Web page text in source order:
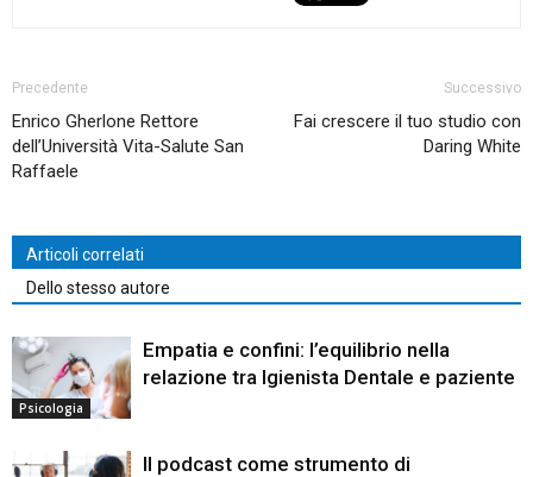
Precedente
Enrico Gherlone Rettore
dell’Università Vita-Salute San
Raffaele
Successivo
Fai crescere il tuo studio con
Daring White
Articoli correlati
Dello stesso autore
Psicologia
Empatia e confini: l’equilibrio nella
relazione tra Igienista Dentale e paziente
Il podcast come strumento di